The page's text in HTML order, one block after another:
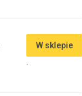
W sklepie
.